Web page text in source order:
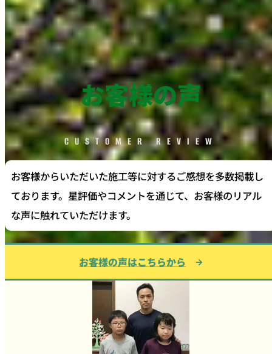
お客様の声
CUSTOMER REVIEW
お客様からいただいた施工等に対するご感想を多数掲載し
ております。星評価やコメントを通じて、お客様のリアル
な声に触れていただけます。
お客様の声はこちらから